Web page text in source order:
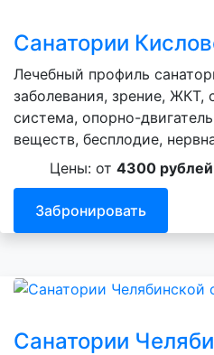
Санатории
Лечебный профиль
заболевания, зрение, ЖКТ,
система, опорно-
веществ, бесплодие,
Цены: от 4300 рублей
Забронировать
Санатории